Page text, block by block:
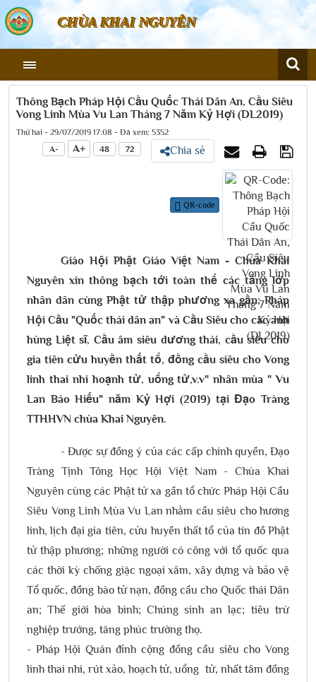
CHÙA KHAI NGUYÊN
Thông Bạch Pháp Hội Cầu Quốc Thái Dân An, Cầu Siêu
Vong Linh Mùa Vu Lan Tháng 7 Năm Kỷ Hợi (DL2019)
Thứ hai - 29/07/2019 17:08 - Đã xem: 5352
A-
A+ 48 72 Chia sẻ
QR-code
Giáo Hội Phật Giáo Việt Nam - Chùa Khai
Nguyên xin thông bạch tới toàn thể các tầng lớp
nhân dân cùng Phật tử thập phương xa gần; Pháp
Hội Cầu "Quốc thái dân an" và Cầu Siêu cho các anh
hùng Liệt sĩ, Cầu âm siêu dương thái, cầu siêu cho
gia tiên cửu huyền thất tổ, đồng cầu siêu cho Vong
linh thai nhi hoạnh tử, uổng tử,v.v" nhân mùa " Vu
Lan Báo Hiếu" năm Kỷ Hợi (2019) tại Đạo Tràng
TTHHVN chùa Khai Nguyên.
- Được sự đồng ý của các cấp chính quyền, Đạo
Tràng Tịnh Tông Học Hội Việt Nam - Chùa Khai
Nguyên cùng các Phật tử xa gần tổ chức Pháp Hội Cầu
Siêu Vong Linh Mùa Vu Lan nhằm cầu siêu cho hương
linh, lịch đại gia tiên, cửu huyền thất tổ của tín đồ Phật
tử thập phương; những người có công với tổ quốc qua
các thời kỳ chống giặc ngoại xâm, xây dựng và bảo vệ
Tổ quốc, đồng bào tử nạn, đồng cầu cho Quốc thái Dân
an; Thế giới hòa bình; Chúng sinh an lạc; tiêu trừ
nghiệp trướng, tăng phúc trường thọ.
- Pháp Hội Quán đỉnh cộng đồng cầu siêu cho Vong
linh thai nhi, rút xảo, hoạch tử, uổng tử, nhất tâm đồng